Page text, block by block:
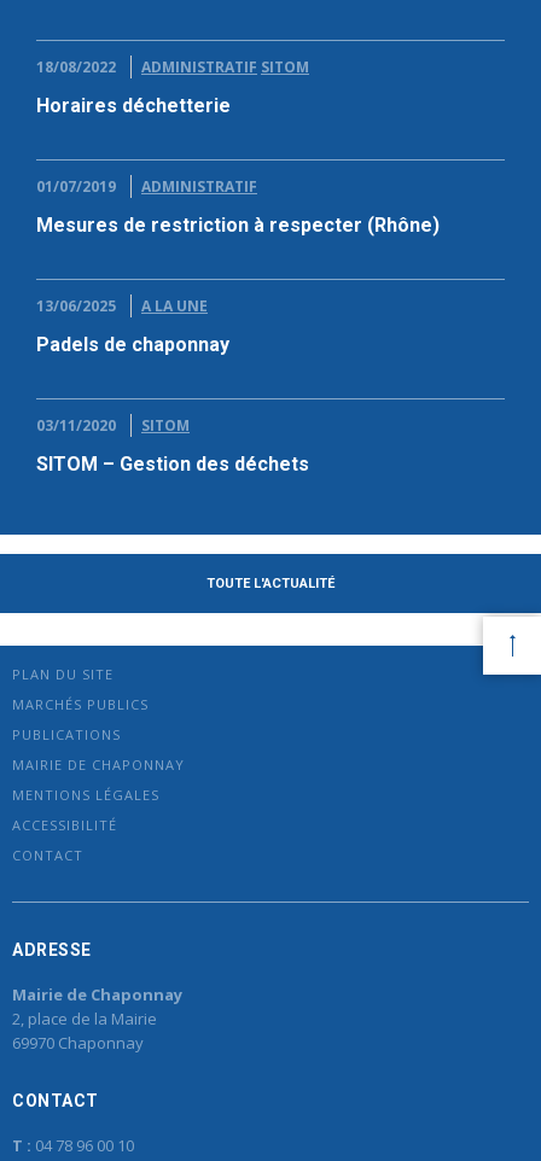
18/08/2022 ADMINISTRATIF SITOM
Horaires déchetterie
01/07/2019 ADMINISTRATIF
Mesures de restriction à respecter (Rhône)
13/06/2025 A LA UNE
Padels de chaponnay
03/11/2020 SITOM
SITOM – Gestion des déchets
TOUTE L'ACTUALITÉ
PLAN DU SITE
MARCHÉS PUBLICS
PUBLICATIONS
MAIRIE DE CHAPONNAY
MENTIONS LÉGALES
ACCESSIBILITÉ
CONTACT
ADRESSE
Mairie de Chaponnay
2, place de la Mairie
69970 Chaponnay
CONTACT
T : 04 78 96 00 10